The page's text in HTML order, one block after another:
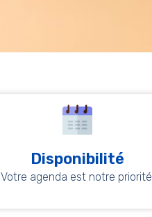
Disponibilité
Votre agenda est notre priorité.